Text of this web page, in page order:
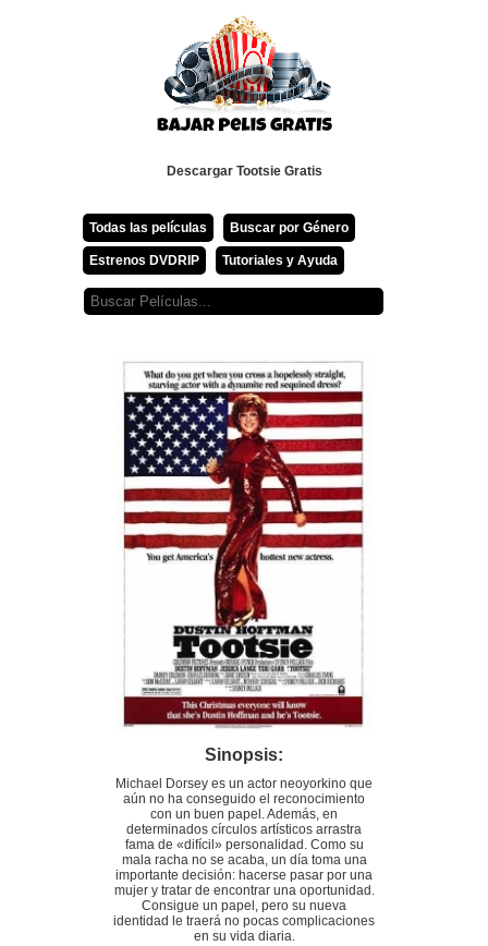
Descargar Tootsie Gratis
Todas las películas Buscar por Género
Estrenos DVDRIP Tutoriales y Ayuda
Sinopsis:
Michael Dorsey es un actor neoyorkino que
aún no ha conseguido el reconocimiento
con un buen papel. Además, en
determinados círculos artísticos arrastra
fama de «difícil» personalidad. Como su
mala racha no se acaba, un día toma una
importante decisión: hacerse pasar por una
mujer y tratar de encontrar una oportunidad.
Consigue un papel, pero su nueva
identidad le traerá no pocas complicaciones
en su vida diaria.